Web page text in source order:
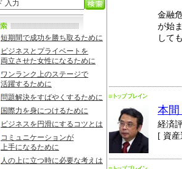
短期間で成功を勝ち取るために
ビジネスとプライベートを
両立させた女性になるために
ワンランク上のステージで
活躍するために
問題解決をすばやくするために
国際力を身につけるために
ビジネスを円滑にするコツとは
コミュニケーションが
上手になるために
人の上に立つ時に必要な考えは
金融
が始
して
本間
経済
[ 資